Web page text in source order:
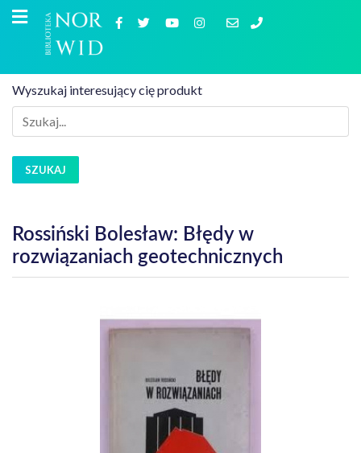
Wyszukaj interesujący cię produkt
SZUKAJ
Rossiński Bolesław: Błędy w
rozwiązaniach geotechnicznych